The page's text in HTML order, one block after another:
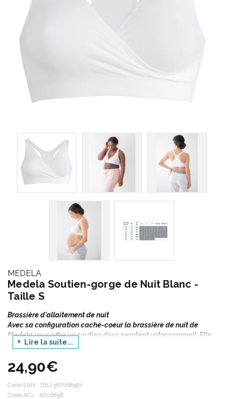
MEDELA
Medela Soutien-gorge de Nuit Blanc -
Taille S
Brassière d'allaitement de nuit
Avec sa configuration cache-coeur la brassière de nuit de
Medela vous offre un soutien doux pendant votre sommeil. Elle
assure votre confort nocturne pendant la grossesse et/ou
Vue d'ensemble : brassière de nuit
Lire la suite...
24,90€
Code EAN : 7612367068581
Code ACL : 6706858